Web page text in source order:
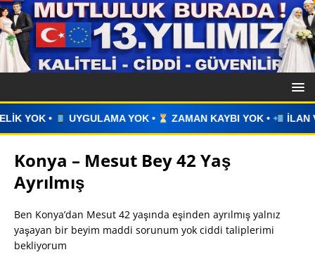
YOK • ZAMAN KAYBI YOK • İLAN VERİN • WHATSAPP
Konya – Mesut Bey 42 Yaş
Ayrılmış
Ben Konya’dan Mesut 42 yaşında eşinden ayrılmış yalnız
yaşayan bir beyim maddi sorunum yok ciddi taliplerimi
bekliyorum